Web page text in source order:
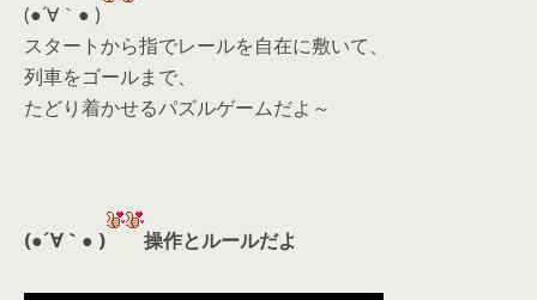
(●´∀｀● )
スタートから指でレールを自在に敷いて、
列車をゴールまで、
たどり着かせるパズルゲームだよ～
(●´∀｀● ) 操作とルールだよ